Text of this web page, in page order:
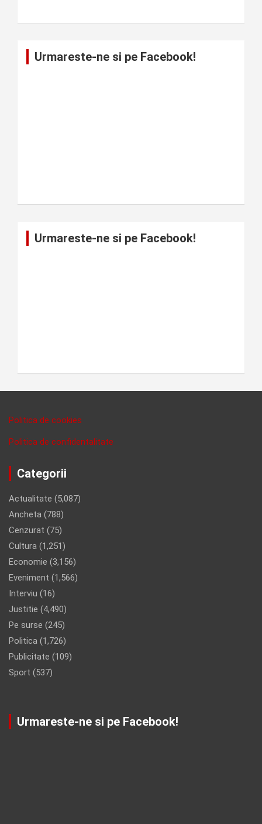
Urmareste-ne si pe Facebook!
Urmareste-ne si pe Facebook!
Politica de cookies
Politica de confidentalitate
Categorii
Actualitate (5,087)
Ancheta (788)
Cenzurat (75)
Cultura (1,251)
Economie (3,156)
Eveniment (1,566)
Interviu (16)
Justitie (4,490)
Pe surse (245)
Politica (1,726)
Publicitate (109)
Sport (537)
Urmareste-ne si pe Facebook!